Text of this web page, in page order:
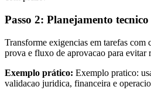
Passo 2: Planejamento
Transforme exigencias em tarefas com
prova e fluxo de aprovacao para evitar
Exemplo prático: Exemplo pratico:
validacao juridica, financeira e